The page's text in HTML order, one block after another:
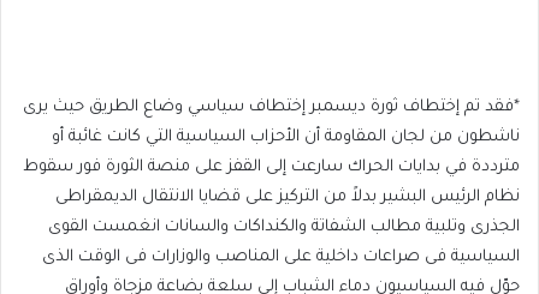
*فقد تم إختطاف ثورة ديسمبر إختطاف سياسي وضاع الطريق حيث يرى
ناشطون من لجان المقاومة أن الأحزاب السياسية التي كانت غائبة أو
مترددة في بدايات الحراك سارعت إلى القفز على منصة الثورة فور سقوط
نظام الرئيس البشير بدلاً من التركيز على قضايا الانتقال الديمقراطى
الجذرى وتلبية مطالب الشفاتة والكنداكات والسانات انغمست القوى
السياسية فى صراعات داخلية على المناصب والوزارات فى الوقت الذى
حوّل فيه السياسيون دماء الشباب إلى سلعة بضاعة مزجاة وأوراق